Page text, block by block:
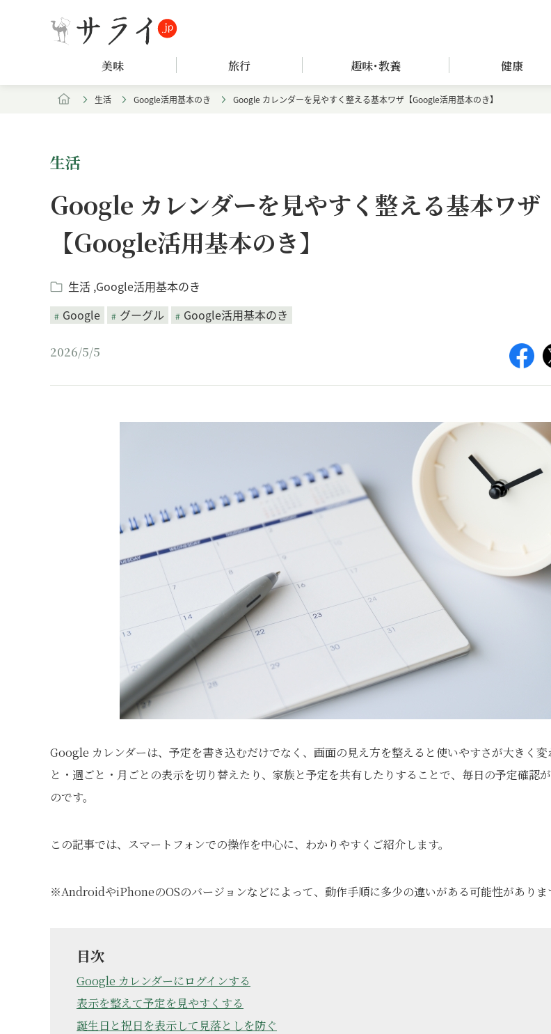
美味 旅行 趣味･教養 健康
生活 Google活用基本のき Google カレンダーを見やすく整える基本ワザ【Google活用基本のき】
生活
Google カレンダーを見やすく整える基本ワザ
【Google活用基本のき】
生活 Google活用基本のき
Google
グーグル Google活用基本のき
2026/5/5
Google カレンダーは、予定を書き込むだけでなく、画面の見え方を整えると使いやすさが大きく変
と・週ごと・月ごとの表示を切り替えたり、家族と予定を共有したりすることで、毎日の予定確認
のです。
この記事では、スマートフォンでの操作を中心に、わかりやすくご紹介します。
※AndroidやiPhoneのOSのバージョンなどによって、動作手順に多少の違いがある可能性がありま
目次
Google カレンダーにログインする
表示を整えて予定を見やすくする
誕生日と祝日を表示して見落としを防ぐ